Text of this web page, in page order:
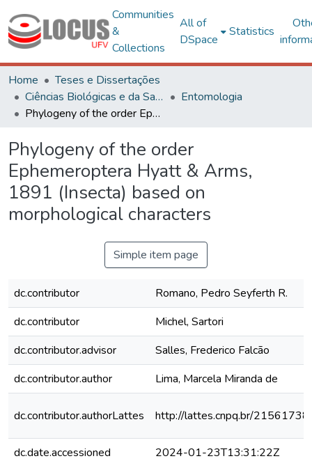
Communities
&
Collections
All of
DSpace
Statistics
Home
Teses e Dissertações
Ciências Biológicas e da Saúde
Entomologia
Phylogeny of the order Ephemeroptera Hyatt & Arms, 1891 (Insecta) based on morphological characters
Phylogeny of the order
Ephemeroptera Hyatt & Arms,
1891 (Insecta) based on
morphological characters
Simple item page
dc.contributor
Romano, Pedro Seyferth R.
dc.contributor
Michel, Sartori
dc.contributor.advisor
Salles, Frederico Falcão
dc.contributor.author
Lima, Marcela Miranda de
dc.contributor.authorLattes http://lattes.cnpq.br/
dc.date.accessioned
2024-01-23T13:31:22Z